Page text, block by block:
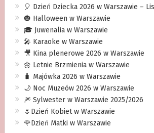
🎈 Dzień Dziecka 2026 w Warszawie –
🎃 Halloween w Warszawie
🎓 Juwenalia w Warszawie
🎤 Karaoke w Warszawie
🎥 Kina plenerowe 2026 w Warszawie
🌼 Letnie Brzmienia w Warszawie
🧳 Majówka 2026 w Warszawie
🌙 Noc Muzeów 2026 w Warszawie
🎆 Sylwester w Warszawie 2025/2026
🌷Dzień Kobiet w Warszawie
🌹Dzień Matki w Warszawie